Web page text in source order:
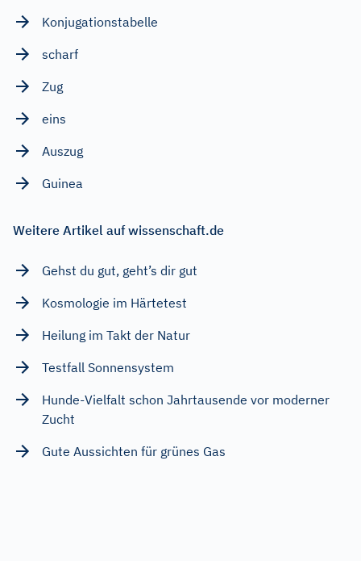
Konjugationstabelle
scharf
Zug
eins
Auszug
Guinea
Weitere Artikel auf wissenschaft.de
Gehst du gut, geht’s dir gut
Kosmologie im Härtetest
Heilung im Takt der Natur
Testfall Sonnensystem
Hunde-Vielfalt schon Jahrtausende vor moderner
Zucht
Gute Aussichten für grünes Gas